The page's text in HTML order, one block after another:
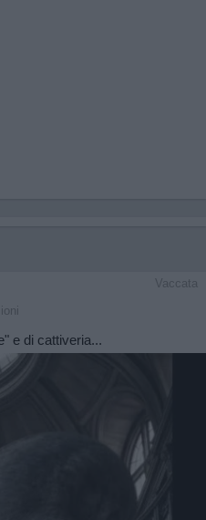
Vaccata
e di cattiveria...